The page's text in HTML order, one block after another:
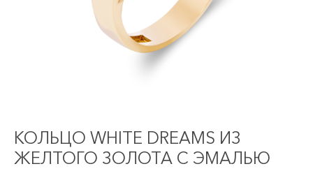
КОЛЬЦО WHITE DREAMS ИЗ
ЖЕЛТОГО ЗОЛОТА С ЭМАЛЬЮ